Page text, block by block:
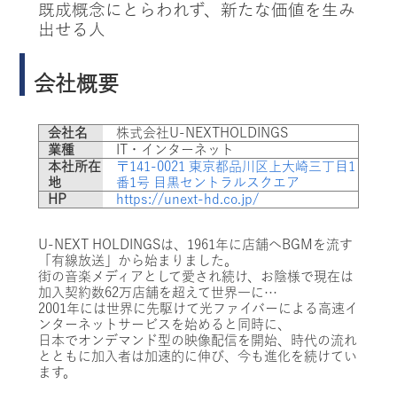
既成概念にとらわれず、新たな価値を生み
出せる人
会社概要
会社名
株式会社U-NEXTHOLDINGS
業種
IT・インターネット
本社所在
地
〒141-0021 東京都品川区上大崎三丁目1
番1号 目黒セントラルスクエア
HP
https://unext-hd.co.jp/
U-NEXT HOLDINGSは、1961年に店舗へBGMを流す
「有線放送」から始まりました。
街の音楽メディアとして愛され続け、お陰様で現在は
加入契約数62万店舗を超えて世界一に…
2001年には世界に先駆けて光ファイバーによる高速イ
ンターネットサービスを始めると同時に、
日本でオンデマンド型の映像配信を開始、時代の流れ
とともに加入者は加速的に伸び、今も進化を続けてい
ます。